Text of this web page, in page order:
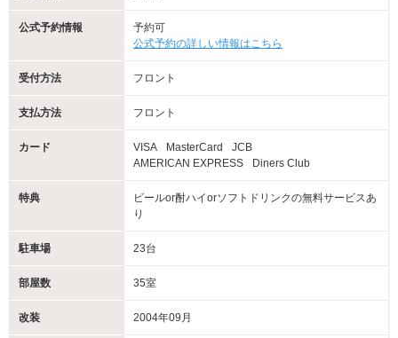
公式予約情報
予約可
公式予約の詳しい情報はこちら
受付方法 フロント
支払方法 フロント
カード VISA MasterCard
JCB
AMERICAN EXPRESS
Diners Club
特典
ビールor酎ハイorソフトドリンクの無料サービスあ
り
駐車場 23台
部屋数 35室
改装 2004年09月